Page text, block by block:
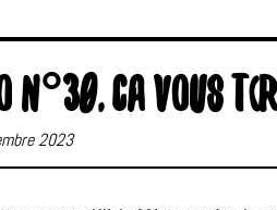
N°30, CA VOUS
2023